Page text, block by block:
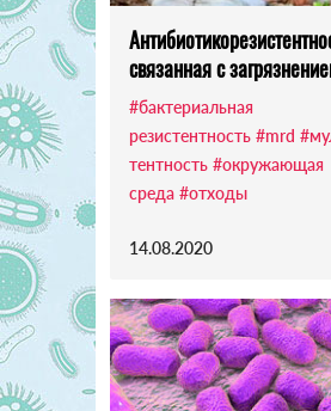
связанная с
#бактериальная
резистентность #mrd
тентность #окружающая
среда #отходы
14.08.2020